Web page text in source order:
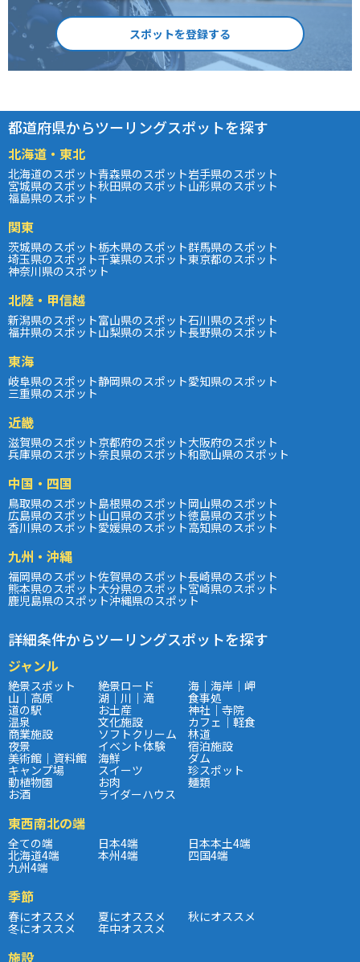
スポットを登録する
都道府県からツーリングスポットを探す
北海道・東北
北海道のスポット青森県のスポット岩手県のスポット
宮城県のスポット秋田県のスポット山形県のスポット
福島県のスポット
関東
茨城県のスポット栃木県のスポット群馬県のスポット
埼玉県のスポット千葉県のスポット東京都のスポット
神奈川県のスポット
北陸・甲信越
新潟県のスポット富山県のスポット石川県のスポット
福井県のスポット山梨県のスポット長野県のスポット
東海
岐阜県のスポット静岡県のスポット愛知県のスポット
三重県のスポット
近畿
滋賀県のスポット京都府のスポット大阪府のスポット
兵庫県のスポット奈良県のスポット和歌山県のスポット
中国・四国
鳥取県のスポット島根県のスポット岡山県のスポット
広島県のスポット山口県のスポット徳島県のスポット
香川県のスポット愛媛県のスポット高知県のスポット
九州・沖縄
福岡県のスポット佐賀県のスポット長崎県のスポット
熊本県のスポット大分県のスポット宮崎県のスポット
鹿児島県のスポット沖縄県のスポット
詳細条件からツーリングスポットを探す
ジャンル
絶景スポット 絶景ロード 海｜海岸｜岬
山｜高原 湖｜川｜滝 食事処
道の駅 お土産 神社｜寺院
温泉 文化施設 カフェ｜軽食
商業施設 ソフトクリーム 林道
夜景 イベント体験 宿泊施設
美術館｜資料館 海鮮 ダム
キャンプ場 スイーツ 珍スポット
動植物園 お肉 麺類
お酒 ライダーハウス
東西南北の端
全ての端 日本4端 日本本土4端
北海道4端 本州4端 四国4端
九州4端
季節
春にオススメ 夏にオススメ 秋にオススメ
冬にオススメ 年中オススメ
施設